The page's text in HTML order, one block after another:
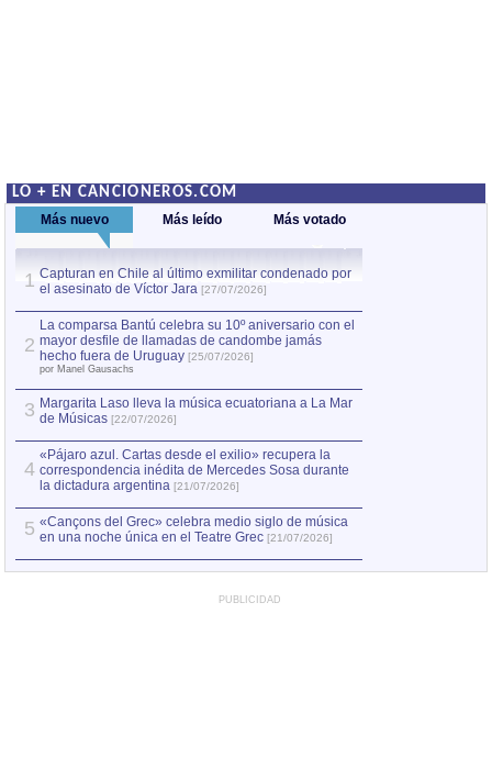
LO + EN CANCIONEROS.COM
Más nuevo Más leído Más votado
1 Capturan en Chile al último exmilitar condenado por
el asesinato de Víctor Jara [27/07/2026]
2
La comparsa Bantú celebra su 10º aniversario con el
mayor desfile de llamadas de candombe jamás
hecho fuera de Uruguay [25/07/2026]
por Manel Gausachs
3 Margarita Laso lleva la música ecuatoriana a La Mar
de Músicas [22/07/2026]
4
«Pájaro azul. Cartas desde el exilio» recupera la
correspondencia inédita de Mercedes Sosa durante
la dictadura argentina [21/07/2026]
5 «Cançons del Grec» celebra medio siglo de música
en una noche única en el Teatre Grec [21/07/2026]
PUBLICIDAD